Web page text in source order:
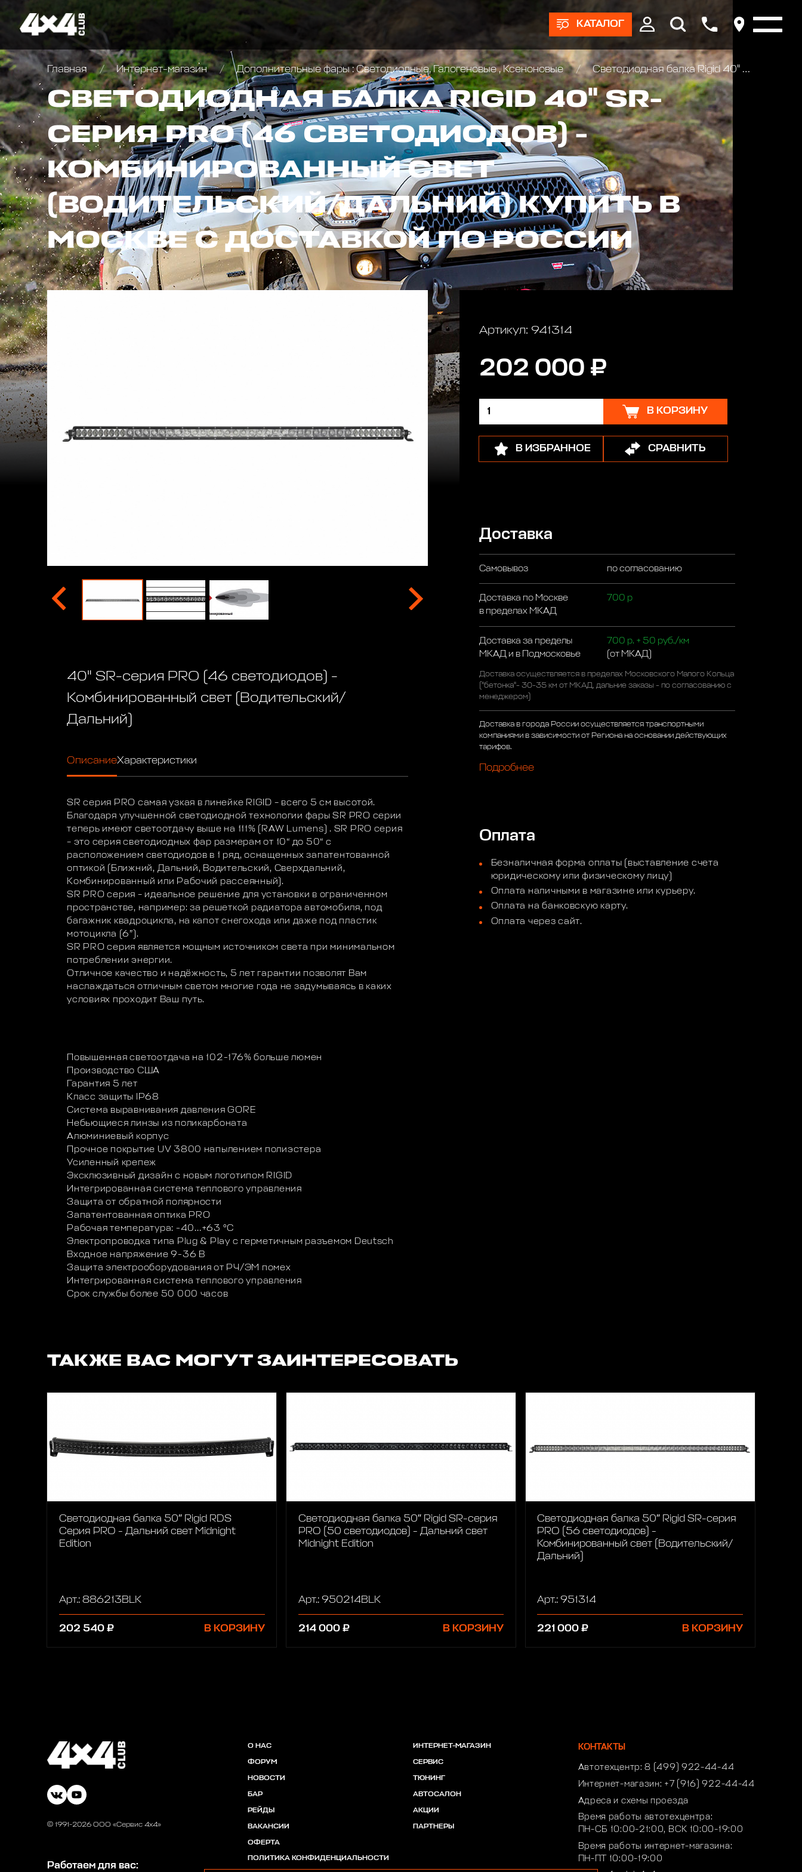
КАТАЛОГ
Главная Интернет-магазин Дополнительные фары : Светодиодные, Галогеновые , Ксеноновые Светодиодная балка Rigid 40" SR-серия PRO (46 светодиодов) - Комбинированный свет (Водительский/Дальний)
СВЕТОДИОДНАЯ БАЛКА RIGID 40" SR-
СЕРИЯ PRO (46 СВЕТОДИОДОВ) -
КОМБИНИРОВАННЫЙ СВЕТ
(ВОДИТЕЛЬСКИЙ/ДАЛЬНИЙ) КУПИТЬ В
МОСКВЕ С ДОСТАВКОЙ ПО РОССИИ
40" SR-серия PRO (46 светодиодов) -
Комбинированный свет (Водительский/
Дальний)
ОписаниеХарактеристики
SR серия PRO самая узкая в линейке RIGID – всего 5 см высотой.
Благодаря улучшенной светодиодной технологии фары SR PRO серии
теперь имеют светоотдачу выше на 111% (RAW Lumens) . SR PRO серия
– это серия светодиодных фар размерам от 10“ до 50“ с
расположением светодиодов в 1 ряд, оснащенных запатентованной
оптикой (Ближний, Дальний, Водительский, Сверхдальний,
Комбинированный или Рабочий рассеянный).
SR PRO серия – идеальное решение для установки в ограниченном
пространстве, например: за решеткой радиатора автомобиля, под
багажник квадроцикла, на капот снегохода или даже под пластик
мотоцикла (6”).
SR PRO серия является мощным источником света при минимальном
потреблении энергии.
Отличное качество и надёжность, 5 лет гарантии позволят Вам
наслаждаться отличным светом многие года не задумываясь в каких
условиях проходит Ваш путь.
Повышенная светоотдача на 102-176% больше люмен
Производство США
Гарантия 5 лет
Класс защиты IP68
Система выравнивания давления GORE
Небьющиеся линзы из поликарбоната
Алюминиевый корпус
Прочное покрытие UV 3800 напылением полиэстера
Усиленный крепеж
Эксклюзивный дизайн с новым логотипом RIGID
Интегрированная система теплового управления
Защита от обратной полярности
Запатентованная оптика PRO
Рабочая температура: -40…+63 °C
Электропроводка типа Plug & Play с герметичным разъемом Deutsch
Входное напряжение 9-36 В
Защита электрооборудования от РЧ/ЭМ помех
Интегрированная система теплового управления
Срок службы более 50 000 часов
Артикул: 941314
202 000 ₽
В КОРЗИНУ
В ИЗБРАННОЕ СРАВНИТЬ
Доставка
Самовывоз по согласованию
Доставка по Москве
в пределах МКАД
700 р
Доставка за пределы
МКАД и в Подмосковье
700 р. + 50 руб./км
(от МКАД)
Доставка осуществляется в пределах Московского Малого Кольца
("бетонка"- 30-35 км от МКАД, дальние заказы - по согласованию с
менеджером)
Доставка в города России осуществляется транспортными
компаниями в зависимости от Региона на основании действующих
тарифов.
Подробнее
Оплата
Безналичная форма оплаты (выставление счета
юридическому или физическому лицу)
Оплата наличными в магазине или курьеру.
Оплата на банковскую карту.
Оплата через сайт.
ТАКЖЕ ВАС МОГУТ ЗАИНТЕРЕСОВАТЬ
Светодиодная балка 50″ Rigid RDS
Серия PRO - Дальний свет Midnight
Edition
Арт.: 886213BLK
202 540 ₽ В КОРЗИНУ
Светодиодная балка 50″ Rigid SR-серия
PRO (50 светодиодов) - Дальний свет
Midnight Edition
Арт.: 950214BLK
214 000 ₽ В КОРЗИНУ
Светодиодная балка 50″ Rigid SR-серия
PRO (56 светодиодов) -
Комбинированный свет (Водительский/
Дальний)
Арт.: 951314
221 000 ₽ В КОРЗИНУ
© 1991-2026 ООО «Сервис 4х4»
Работаем для вас:
О НАС
ФОРУМ
НОВОСТИ
БАР
РЕЙДЫ
ВАКАНСИИ
ОФЕРТА
ПОЛИТИКА КОНФИДЕНЦИАЛЬНОСТИ
ИНТЕРНЕТ-МАГАЗИН
СЕРВИС
ТЮНИНГ
АВТОСАЛОН
АКЦИИ
ПАРТНЕРЫ
КОНТАКТЫ
Автотехцентр:8 (499) 922-44-44
Интернет-магазин: +7 (916) 922-44-44
Адреса и схемы проезда
Время работы автотехцентра:
ПН-СБ 10:00-21:00, ВСК 10:00-19:00
Время работы интернет-магазина:
ПН-ПТ 10:00-19:00